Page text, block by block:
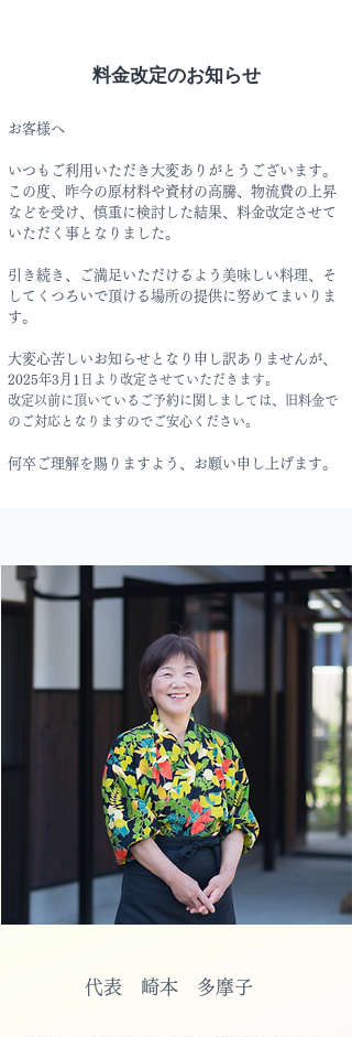
料金改定のお知らせ
お客様へ
いつもご利用いただき大変ありがとうございます。
この度、昨今の原材料や資材の高騰、物流費の上昇
などを受け、慎重に検討した結果、料金改定させて
いただく事となりました。
引き続き、ご満足いただけるよう美味しい料理、そ
してくつろいで頂ける場所の提供に努めてまいりま
す。
​大変心苦しいお知らせとなり申し訳ありませんが、
2025年3月1日より改定させていただきます。
改定以前に頂いているご予約に関しましては、旧料金で
のご対応となりますのでご安心ください。
何卒ご理解を賜りますよう、お願い申し上げます。
​代表 崎本 多摩子